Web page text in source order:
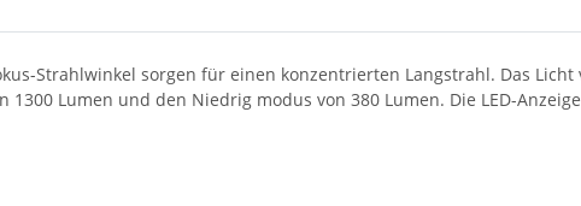
Strahlwinkel sorgen für einen konzentrierten Langstrahl. Das
Lumen und den Niedrig modus von 380 Lumen. Die LED-